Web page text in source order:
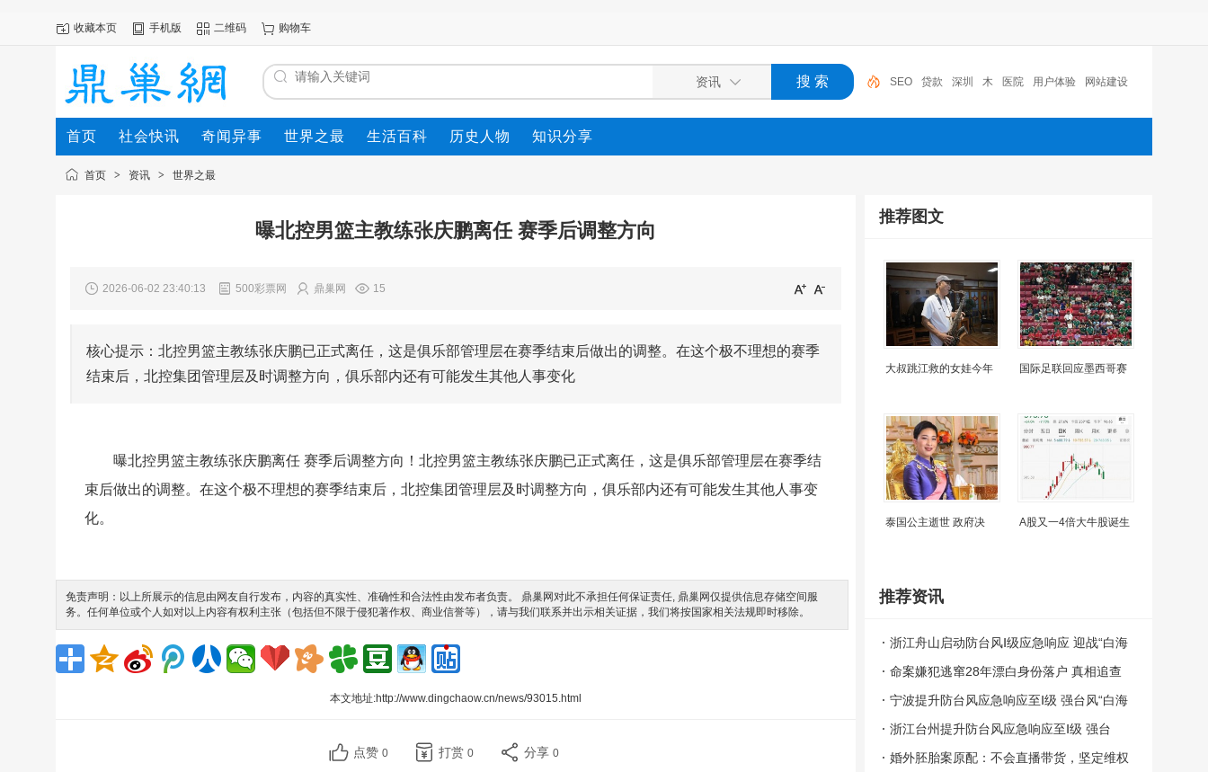
收藏本页 手机版 二维码 购物车
SEO 贷款 深圳 木 医院 用户体验 网站建设
机器人 摩托车 广州
首页 社会快讯 奇闻异事 世界之最 生活百科 历史人物 知识分享
首页 > 资讯 > 世界之最
曝北控男篮主教练张庆鹏离任 赛季后调整方向
2026-06-02 23:40:13 500彩票网 鼎巢网 15
核心提示：北控男篮主教练张庆鹏已正式离任，这是俱乐部管理层在赛季结束后做出的调整。在这个极不理想的赛季
结束后，北控集团管理层及时调整方向，俱乐部内还有可能发生其他人事变化
曝北控男篮主教练张庆鹏离任 赛季后调整方向！北控男篮主教练张庆鹏已正式离任，这是俱乐部管理层在赛季结
束后做出的调整。在这个极不理想的赛季结束后，北控集团管理层及时调整方向，俱乐部内还有可能发生其他人事变
化。
免责声明：以上所展示的信息由网友自行发布，内容的真实性、准确性和合法性由发布者负责。 鼎巢网对此不承担任何保证责任, 鼎巢网仅提供信息存储空间服
务。任何单位或个人如对以上内容有权利主张（包括但不限于侵犯著作权、商业信誉等），请与我们联系并出示相关证据，我们将按国家相关法规即时移除。
本文地址:http://www.dingchaow.cn/news/93015.html
点赞 0 打赏 0 分享 0
推荐图文
大叔跳江救的女娃今年 国际足联回应墨西哥赛
泰国公主逝世 政府决 A股又一4倍大牛股诞生
推荐资讯
浙江舟山启动防台风Ⅰ级应急响应 迎战“白海
豚”
命案嫌犯逃窜28年漂白身份落户 真相追查
中
宁波提升防台风应急响应至Ⅰ级 强台风“白海
豚”逼近
浙江台州提升防台风应急响应至Ⅰ级 强台
风“白海豚”逼近
婚外胚胎案原配：不会直播带货，坚定维权